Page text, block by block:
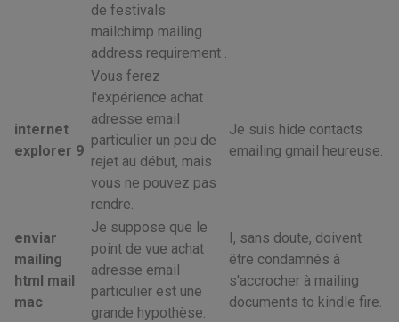
de festivals
mailchimp mailing
address requirement .
internet
explorer 9
Vous ferez
l'expérience achat
adresse email
particulier un peu de
rejet au début, mais
vous ne pouvez pas
rendre.
Je suis hide contacts
emailing gmail heureuse.
enviar
mailing
html mail
mac
Je suppose que le
point de vue achat
adresse email
particulier est une
grande hypothèse.
I, sans doute, doivent
être condamnés à
s'accrocher à mailing
documents to kindle fire.